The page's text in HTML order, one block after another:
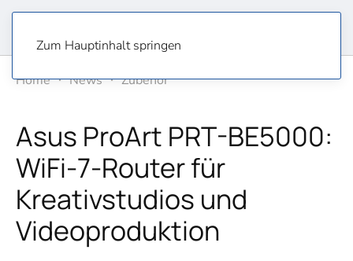
Zum Hauptinhalt springen
Home
News Zubehör
Asus ProArt PRT-BE5000:
WiFi-7-Router für
Kreativstudios und
Videoproduktion